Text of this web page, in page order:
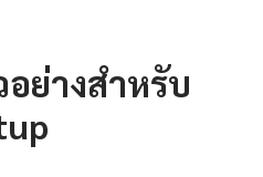
ย่างสำหรับ